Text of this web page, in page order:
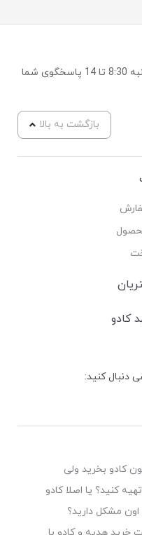
شنبه تا چهارشنبه 8:30 تا 18 و پنجشنبه 8:30 تا 14 پاسخگوی شما
بازگشت به بالا
کادو
دنبال کنید:
کادو بخرید ولی
کنید؟ یا اصلا کادو
مشکل دارید؟